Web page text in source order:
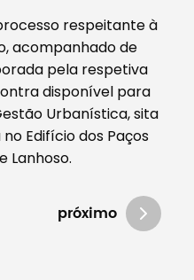
respeitante à
acompanhado de
pela respetiva
disponível para
Urbanística, sita
Edifício dos Paços
Lanhoso.
próximo